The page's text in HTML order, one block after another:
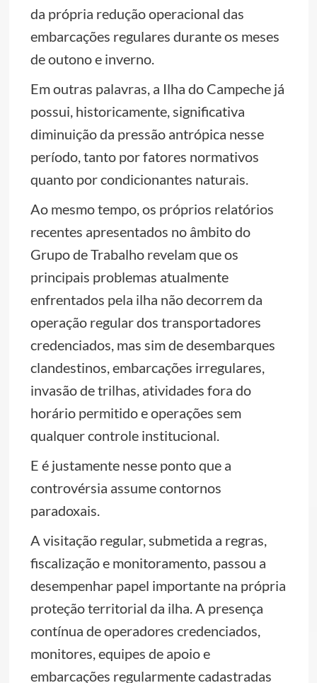
da própria redução operacional das
embarcações regulares durante os meses
de outono e inverno.
Em outras palavras, a Ilha do Campeche já
possui, historicamente, significativa
diminuição da pressão antrópica nesse
período, tanto por fatores normativos
quanto por condicionantes naturais.
Ao mesmo tempo, os próprios relatórios
recentes apresentados no âmbito do
Grupo de Trabalho revelam que os
principais problemas atualmente
enfrentados pela ilha não decorrem da
operação regular dos transportadores
credenciados, mas sim de desembarques
clandestinos, embarcações irregulares,
invasão de trilhas, atividades fora do
horário permitido e operações sem
qualquer controle institucional.
E é justamente nesse ponto que a
controvérsia assume contornos
paradoxais.
A visitação regular, submetida a regras,
fiscalização e monitoramento, passou a
desempenhar papel importante na própria
proteção territorial da ilha. A presença
contínua de operadores credenciados,
monitores, equipes de apoio e
embarcações regularmente cadastradas